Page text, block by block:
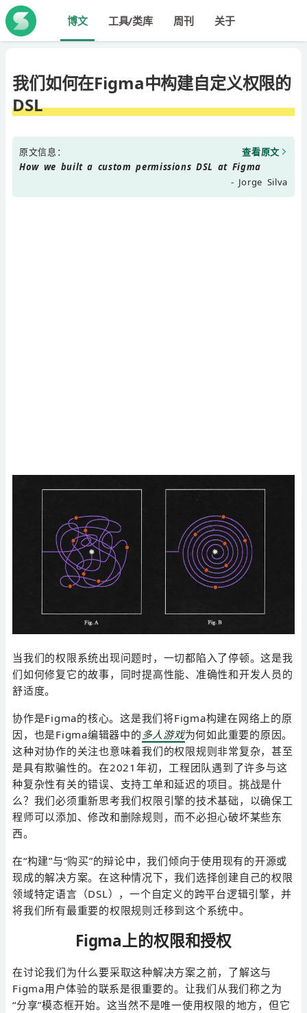
博文 工具/类库 周刊 关于
我们如何在Figma中构建自定义权限的
DSL
原文信息：
查看原文
How we built a custom permissions DSL at Figma
- Jorge Silva
当我们的权限系统出现问题时，一切都陷入了停顿。这是我
们如何修复它的故事，同时提高性能、准确性和开发人员的
舒适度。
协作是Figma的核心。这是我们将Figma构建在网络上的原
因，也是Figma编辑器中的 多人游戏为何如此重要的原因。
这种对协作的关注也意味着我们的权限规则非常复杂，甚至
是具有欺骗性的。在2021年初，工程团队遇到了许多与这
种复杂性有关的错误、支持工单和延迟的项目。挑战是什
么？我们必须重新思考我们权限引擎的技术基础，以确保工
程师可以添加、修改和删除规则，而不必担心破坏某些东
西。
在“构建”与“购买”的辩论中，我们倾向于使用现有的开源或
现成的解决方案。在这种情况下，我们选择创建自己的权限
领域特定语言（DSL），一个自定义的跨平台逻辑引擎，并
将我们所有最重要的权限规则迁移到这个系统中。
Figma上的权限和授权
在讨论我们为什么要采取这种解决方案之前，了解这与
Figma用户体验的联系是很重要的。让我们从我们称之为
“分享”模态框开始。这当然不是唯一使用权限的地方，但它